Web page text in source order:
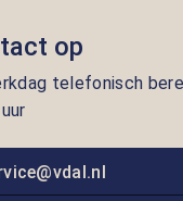
op
telefonisch